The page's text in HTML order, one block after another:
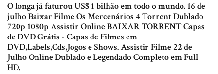
O longa já faturou US$ 1 bilhão em todo o mundo. 16 de
julho Baixar Filme Os Mercenários 4 Torrent Dublado
720p 1080p Assistir Online BAIXAR TORRENT Capas
de DVD Grátis - Capas de Filmes em
DVD,Labels,Cds,Jogos e Shows. Assistir Filme 22 de
Julho Online Dublado e Legendado Completo em Full
HD.